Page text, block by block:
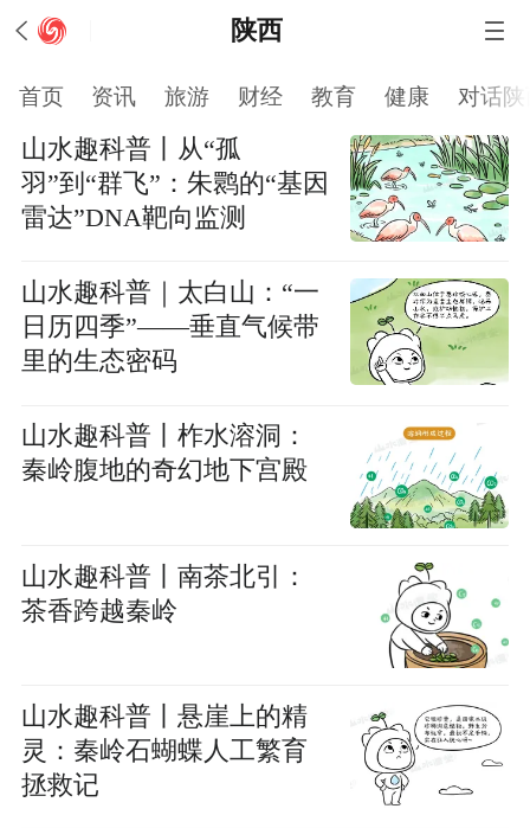
陕西
首页 资讯 旅游 财经 教育 健康 对话陕
山水趣科普丨从“孤
羽”到“群飞”：朱鹮的“基因
雷达”DNA靶向监测
山水趣科普｜太白山：“一
日历四季”——垂直气候带
里的生态密码
山水趣科普丨柞水溶洞：
秦岭腹地的奇幻地下宫殿
山水趣科普丨南茶北引：
茶香跨越秦岭
山水趣科普丨悬崖上的精
灵：秦岭石蝴蝶人工繁育
拯救记